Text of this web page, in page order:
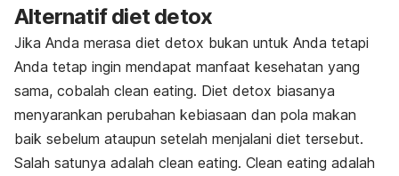
Alternatif diet detox
Jika Anda merasa diet detox bukan untuk Anda tetapi
Anda tetap ingin mendapat manfaat kesehatan yang
sama, cobalah clean eating. Diet detox biasanya
menyarankan perubahan kebiasaan dan pola makan
baik sebelum ataupun setelah menjalani diet tersebut.
Salah satunya adalah clean eating. Clean eating adalah